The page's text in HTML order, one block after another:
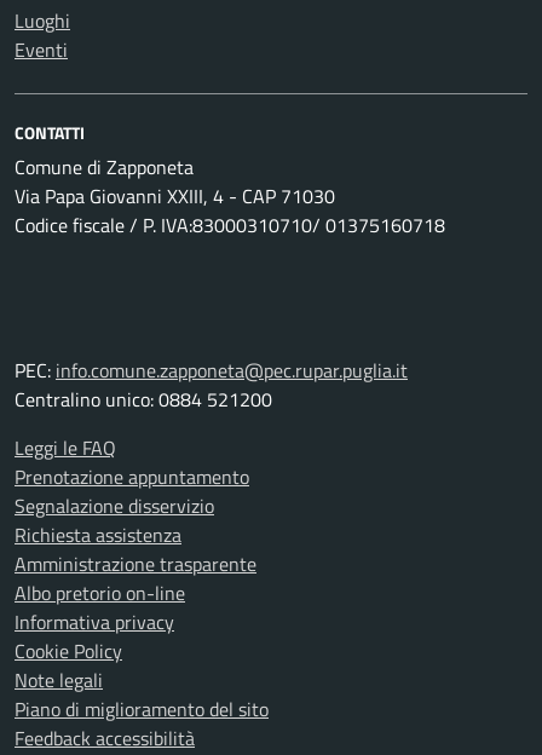
Luoghi
Eventi
CONTATTI
Comune di Zapponeta
Via Papa Giovanni XXIII, 4 - CAP 71030
Codice fiscale / P. IVA:83000310710/ 01375160718
PEC: info.comune.zapponeta@pec.rupar.puglia.it
Centralino unico: 0884 521200
Leggi le FAQ
Prenotazione appuntamento
Segnalazione disservizio
Richiesta assistenza
Amministrazione trasparente
Albo pretorio on-line
Informativa privacy
Cookie Policy
Note legali
Piano di miglioramento del sito
Feedback accessibilità